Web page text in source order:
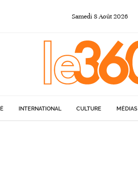
Samedi 8Août2026
INTERNATIONAL CULTURE MÉDIAS